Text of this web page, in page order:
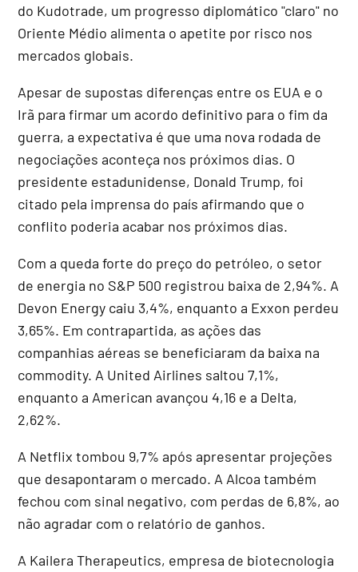
do Kudotrade, um progresso diplomático "claro" no
Oriente Médio alimenta o apetite por risco nos
mercados globais.
Apesar de supostas diferenças entre os EUA e o
Irã para firmar um acordo definitivo para o fim da
guerra, a expectativa é que uma nova rodada de
negociações aconteça nos próximos dias. O
presidente estadunidense, Donald Trump, foi
citado pela imprensa do país afirmando que o
conflito poderia acabar nos próximos dias.
Com a queda forte do preço do petróleo, o setor
de energia no S&P 500 registrou baixa de 2,94%. A
Devon Energy caiu 3,4%, enquanto a Exxon perdeu
3,65%. Em contrapartida, as ações das
companhias aéreas se beneficiaram da baixa na
commodity. A United Airlines saltou 7,1%,
enquanto a American avançou 4,16 e a Delta,
2,62%.
A Netflix tombou 9,7% após apresentar projeções
que desapontaram o mercado. A Alcoa também
fechou com sinal negativo, com perdas de 6,8%, ao
não agradar com o relatório de ganhos.
A Kailera Therapeutics, empresa de biotecnologia